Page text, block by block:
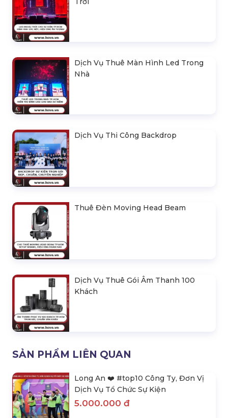
Dịch Vụ Thuê Màn Hình Led Trong
Nhà
Dịch Vụ Thi Công Backdrop
Thuê Đèn Moving Head Beam
Dịch Vụ Thuê Gói Âm Thanh 100
Khách
SẢN PHẨM LIÊN QUAN
Long An ❤️️ #top10 Công Ty, Đơn Vị
Dịch Vụ Tổ Chức Sự Kiện
5.000.000 đ